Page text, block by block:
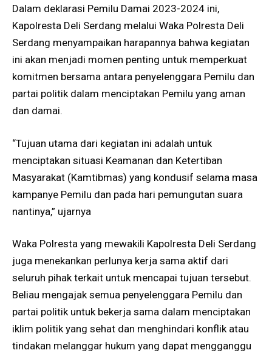
Dalam deklarasi Pemilu Damai 2023-2024 ini,
Kapolresta Deli Serdang melalui Waka Polresta Deli
Serdang menyampaikan harapannya bahwa kegiatan
ini akan menjadi momen penting untuk memperkuat
komitmen bersama antara penyelenggara Pemilu dan
partai politik dalam menciptakan Pemilu yang aman
dan damai.
“Tujuan utama dari kegiatan ini adalah untuk
menciptakan situasi Keamanan dan Ketertiban
Masyarakat (Kamtibmas) yang kondusif selama masa
kampanye Pemilu dan pada hari pemungutan suara
nantinya,” ujarnya
Waka Polresta yang mewakili Kapolresta Deli Serdang
juga menekankan perlunya kerja sama aktif dari
seluruh pihak terkait untuk mencapai tujuan tersebut.
Beliau mengajak semua penyelenggara Pemilu dan
partai politik untuk bekerja sama dalam menciptakan
iklim politik yang sehat dan menghindari konflik atau
tindakan melanggar hukum yang dapat mengganggu